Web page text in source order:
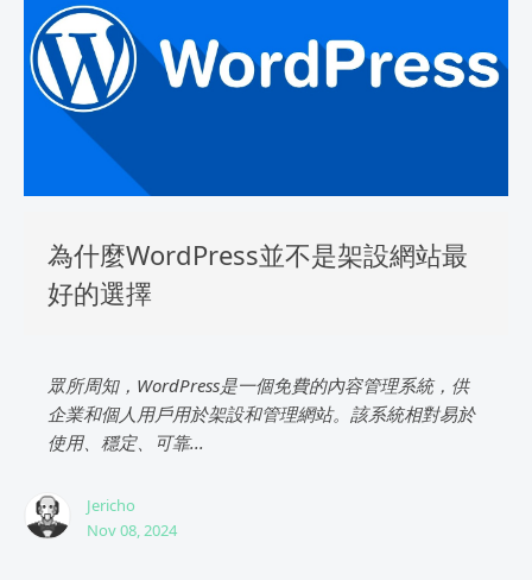
為什麼WordPress並不是架設網站最
好的選擇
眾所周知，WordPress是一個免費的內容管理系統，供
企業和個人用戶用於架設和管理網站。該系統相對易於
使用、穩定、可靠...
Jericho
Nov 08, 2024